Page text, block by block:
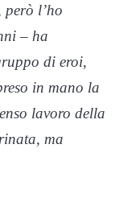
l’ho
– ha
di eroi,
in mano la
lavoro della
ma